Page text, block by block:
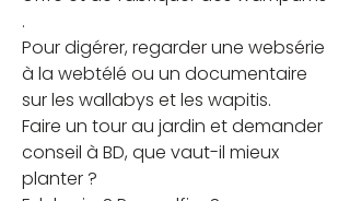
.
Pour digérer, regarder une websérie
à la webtélé ou un documentaire
sur les wallabys et les wapitis.
Faire un tour au jardin et demander
conseil à BD, que vaut-il mieux
planter ?